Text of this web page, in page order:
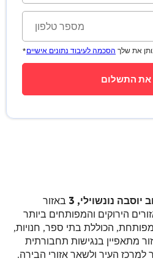
את שלך הסכמה לעיבוד נתונים אישיים
יוסבה נונשוילי, 3
באזור
הירוקים והמפותחים ביותר
הכוללת בתי ספר, חנויות,
מתאפיין בנגישות תחבורתית
העיר ולשאר אזורי הבירה.